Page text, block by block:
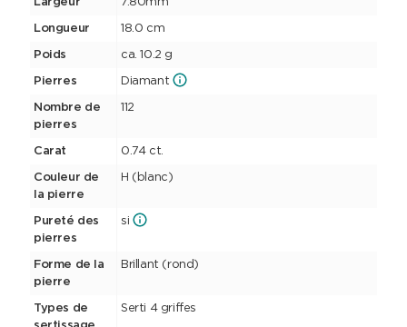
Longueur 18.0 cm
Poids ca. 10.2 g
Pierres Diamant
Nombre de
pierres
112
Carat 0.74 ct.
Couleur de
la pierre
H (blanc)
Pureté des
pierres
si
Forme de la
pierre
Brillant (rond)
Types de
Serti 4 griffes